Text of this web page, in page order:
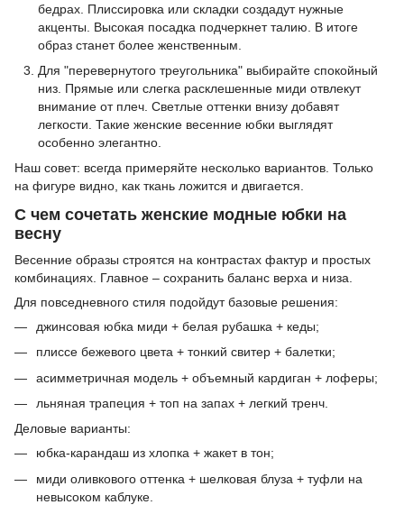
бедрах. Плиссировка или складки создадут нужные
акценты. Высокая посадка подчеркнет талию. В итоге
образ станет более женственным.
Для "перевернутого треугольника" выбирайте спокойный
низ. Прямые или слегка расклешенные миди отвлекут
внимание от плеч. Светлые оттенки внизу добавят
легкости. Такие женские весенние юбки выглядят
особенно элегантно.
Наш совет: всегда примеряйте несколько вариантов. Только
на фигуре видно, как ткань ложится и двигается.
С чем сочетать женские модные юбки на
весну
Весенние образы строятся на контрастах фактур и простых
комбинациях. Главное – сохранить баланс верха и низа.
Для повседневного стиля подойдут базовые решения:
джинсовая юбка миди + белая рубашка + кеды;
плиссе бежевого цвета + тонкий свитер + балетки;
асимметричная модель + объемный кардиган + лоферы;
льняная трапеция + топ на запах + легкий тренч.
Деловые варианты:
юбка-карандаш из хлопка + жакет в тон;
миди оливкового оттенка + шелковая блуза + туфли на
невысоком каблуке.